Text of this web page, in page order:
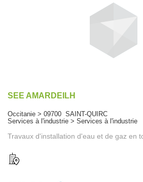
SEE AMARDEILH
Occitanie > 09700 SAINT-QUIRC
Services à l'industrie > Services à l'industrie
Travaux d'installation d'eau et de gaz en